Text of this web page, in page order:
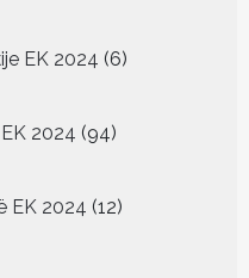
EK 2024 6
producten
2024 9494
EK 2024 12
producten